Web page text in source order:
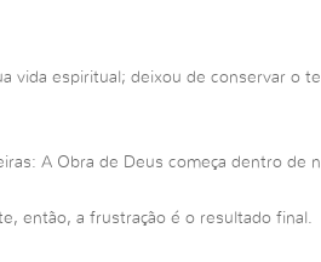
vida espiritual; deixou de conservar o te
A Obra de Deus começa dentro de n
então, a frustração é o resultado final.